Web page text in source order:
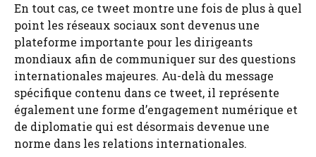
En tout cas, ce tweet montre une fois de plus à quel
point les réseaux sociaux sont devenus une
plateforme importante pour les dirigeants
mondiaux afin de communiquer sur des questions
internationales majeures. Au-delà du message
spécifique contenu dans ce tweet, il représente
également une forme d’engagement numérique et
de diplomatie qui est désormais devenue une
norme dans les relations internationales.